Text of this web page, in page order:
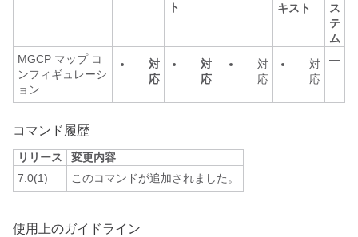
ト
キスト
ス
テ
ム
MGCP マップ コ
ンフィギュレーシ
ョン
対
応
対
応
対
応
対
応
—
コマンド履歴
リリース
変更内容
7.0(1)
このコマンドが追加されました。
使用上のガイドライン